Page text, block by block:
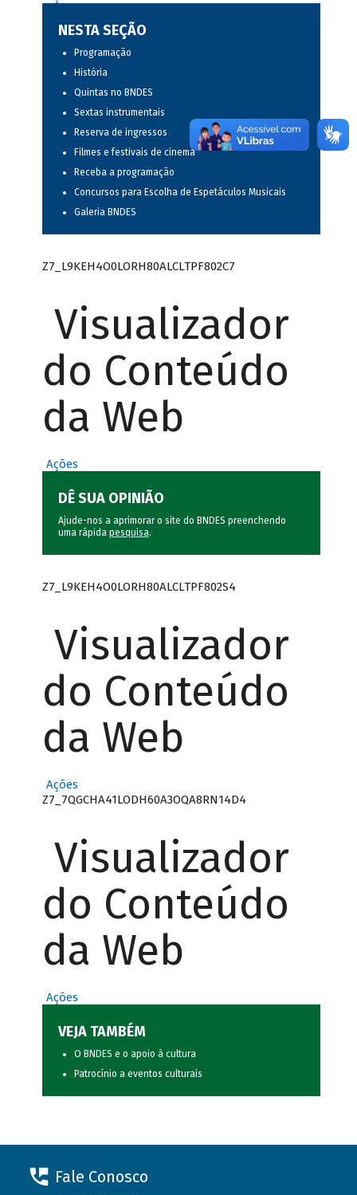
NESTA SEÇÃO
Programação
História
Quintas no BNDES
Sextas instrumentais
Reserva de ingressos
Filmes e festivais de cinema
Receba a programação
Concursos para Escolha de Espetáculos Musicais
Galeria BNDES
Z7_L9KEH4O0LORH80ALCLTPF802C7
Visualizador
do Conteúdo
da Web
Ações
DÊ SUA OPINIÃO
Ajude-nos a aprimorar o site do BNDES preenchendo
uma rápida pesquisa.
Z7_L9KEH4O0LORH80ALCLTPF802S4
Visualizador
do Conteúdo
da Web
Ações
Z7_7QGCHA41LODH60A3OQA8RN14D4
Visualizador
do Conteúdo
da Web
Ações
VEJA TAMBÉM
O BNDES e o apoio à cultura
Patrocínio a eventos culturais
Fale Conosco